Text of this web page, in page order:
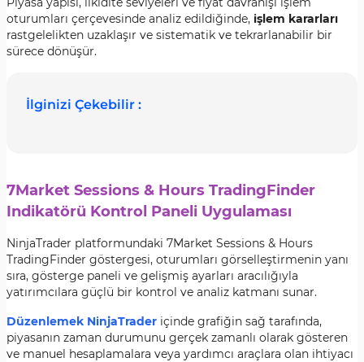
oturumları çerçevesinde analiz edildiğinde, işlem kararları
rastgelelikten uzaklaşır ve sistematik ve tekrarlanabilir bir
sürece dönüşür.
İlginizi Çekebilir :
7Market Sessions & Hours TradingFinder
Indikatörü Kontrol Paneli Uygulaması
NinjaTrader platformundaki 7Market Sessions & Hours
TradingFinder göstergesi, oturumları görselleştirmenin yanı
sıra, gösterge paneli ve gelişmiş ayarları aracılığıyla
yatırımcılara güçlü bir kontrol ve analiz katmanı sunar.
Düzenlemek NinjaTrader içinde grafiğin sağ tarafında,
piyasanın zaman durumunu gerçek zamanlı olarak gösteren
ve manuel hesaplamalara veya yardımcı araçlara olan ihtiyacı